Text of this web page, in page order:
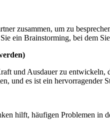
zusammen, um zu
ein Brainstorming, bei dem
und Ausdauer zu entwickeln,
und es ist ein hervorragender
hilft, häufigen Problemen in